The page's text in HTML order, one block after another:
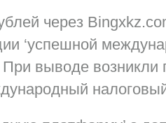
через
‘успешной
выводе возникли